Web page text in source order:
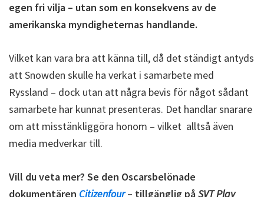
egen fri vilja – utan som en konsekvens av de
amerikanska myndigheternas handlande.
Vilket kan vara bra att känna till, då det ständigt antyds
att Snowden skulle ha verkat i samarbete med
Ryssland – dock utan att några bevis för något sådant
samarbete har kunnat presenteras. Det handlar snarare
om att misstänkliggöra honom – vilket alltså även
media medverkar till.
Vill du veta mer? Se den Oscarsbelönade
dokumentären Citizenfour– tillgänglig påSVT Play